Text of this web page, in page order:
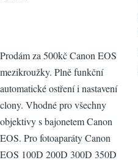
Prodám za 500kč Canon EOS
mezikroužky. Plně funkční
automatické ostření i nastavení
clony. Vhodné pro všechny
objektivy s bajonetem Canon
EOS. Pro fotoaparáty Canon
EOS 100D 200D 300D 350D